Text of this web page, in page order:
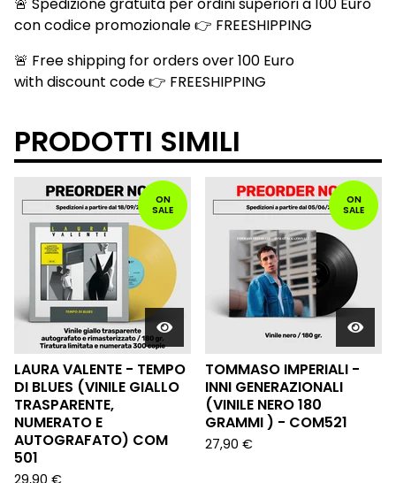
🚨 Spedizione gratuita per ordini superiori a 100 Euro
con codice promozionale 👉 FREESHIPPING
🚨 Free shipping for orders over 100 Euro
with discount code 👉 FREESHIPPING
PRODOTTI SIMILI
ON
SALE
LAURA VALENTE - TEMPO
DI BLUES (VINILE GIALLO
TRASPARENTE,
NUMERATO E
AUTOGRAFATO) COM
501
29,90 €
ON
SALE
TOMMASO IMPERIALI -
INNI GENERAZIONALI
(VINILE NERO 180
GRAMMI ) - COM521
27,90 €